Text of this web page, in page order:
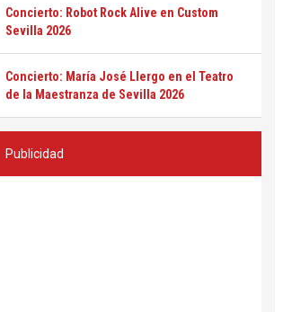
Concierto: Robot Rock Alive en Custom
Sevilla 2026
Concierto: María José Llergo en el Teatro
de la Maestranza de Sevilla 2026
Publicidad